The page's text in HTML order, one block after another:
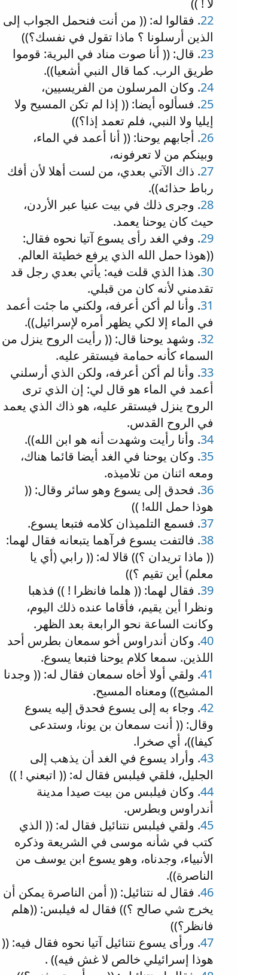
لا ! ))
22. فقالوا له: (( من أنت فنحمل الجواب إلى
الذين أرسلونا ؟ ماذا تقول في نفسك؟))
23. قال: (( أنا صوت مناد في البرية: قوموا
طريق الرب. كما قال النبي أشعيا)).
24. وكان المرسلون من الفريسيين،
25. فسألوه أيضا: (( إذا لم تكن المسيح ولا
إيليا ولا النبي، فلم تعمد إذا؟))
26. أجابهم يوحنا: (( أنا أعمد في الماء،
وبينكم من لا تعرفونه،
27. ذاك الآتي بعدي، من لست أهلا لأن أفك
رباط حذائه)).
28. وجرى ذلك في بيت عنيا عبر الأردن،
حيث كان يوحنا يعمد.
29. وفي الغد رأى يسوع آتيا نحوه فقال:
((هوذا حمل الله الذي يرفع خطيئة العالم.
30. هذا الذي قلت فيه: يأتي بعدي رجل قد
تقدمني لأنه كان من قبلي.
31. وأنا لم أكن أعرفه، ولكني ما جئت أعمد
في الماء إلا لكي يظهر أمره لإسرائيل)).
32. وشهد يوحنا قال: (( رأيت الروح ينزل من
السماء كأنه حمامة فيستقر عليه.
33. وأنا لم أكن أعرفه، ولكن الذي أرسلني
أعمد في الماء هو قال لي: إن الذي ترى
الروح ينزل فيستقر عليه، هو ذاك الذي يعمد
في الروح القدس.
34. وأنا رأيت وشهدت أنه هو ابن الله)).
35. وكان يوحنا في الغد أيضا قائما هناك،
ومعه اثنان من تلاميذه.
36. فحدق إلى يسوع وهو سائر وقال: ((
هوذا حمل الله! ))
37. فسمع التلميذان كلامه فتبعا يسوع.
38. فالتفت يسوع فرآهما يتبعانه فقال لهما:
(( ماذا تريدان ؟)) قالا له: (( رابي (أي يا
معلم) أين تقيم ؟))
39. فقال لهما: (( هلما فانظرا ! )) فذهبا
ونظرا أين يقيم، فأقاما عنده ذلك اليوم،
وكانت الساعة نحو الرابعة بعد الظهر.
40. وكان أندراوس أخو سمعان بطرس أحد
اللذين. سمعا كلام يوحنا فتبعا يسوع.
41. ولقي أولا أخاه سمعان فقال له: (( وجدنا
المشيح)) ومعناه المسيح.
42. وجاء به إلى يسوع فحدق إليه يسوع
وقال: (( أنت سمعان بن يونا، وستدعى
كيفا))، أي صخرا.
43. وأراد يسوع في الغد أن يذهب إلى
الجليل، فلقي فيلبس فقال له: (( اتبعني ! ))
44. وكان فيلبس من بيت صيدا مدينة
أندراوس وبطرس.
45. ولقي فيلبس نتنائيل فقال له: (( الذي
كتب في شأنه موسى في الشريعة وذكره
الأنبياء، وجدناه، وهو يسوع ابن يوسف من
الناصرة)).
46. فقال له نتنائيل: (( أمن الناصرة يمكن أن
يخرج شي صالح ؟)) فقال له فيلبس: ((هلم
فانظر؟))
47. ورأى يسوع نتنائيل آتيا نحوه فقال فيه: ((
هوذا إسرائيلي خالص لا غش فيه)) .